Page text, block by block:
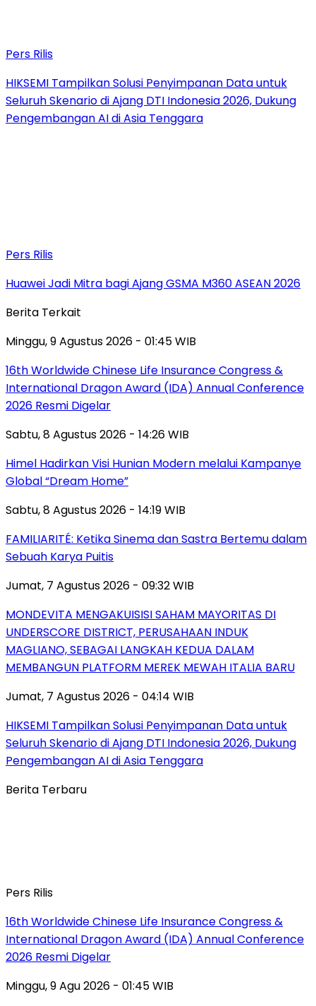
Pers Rilis
HIKSEMI Tampilkan Solusi Penyimpanan Data untuk
Seluruh Skenario di Ajang DTI Indonesia 2026, Dukung
Pengembangan AI di Asia Tenggara
Pers Rilis
Huawei Jadi Mitra bagi Ajang GSMA M360 ASEAN 2026
Berita Terkait
Minggu, 9 Agustus 2026 - 01:45 WIB
16th Worldwide Chinese Life Insurance Congress &
International Dragon Award (IDA) Annual Conference
2026 Resmi Digelar
Sabtu, 8 Agustus 2026 - 14:26 WIB
Himel Hadirkan Visi Hunian Modern melalui Kampanye
Global “Dream Home”
Sabtu, 8 Agustus 2026 - 14:19 WIB
FAMILIARITÉ: Ketika Sinema dan Sastra Bertemu dalam
Sebuah Karya Puitis
Jumat, 7 Agustus 2026 - 09:32 WIB
MONDEVITA MENGAKUISISI SAHAM MAYORITAS DI
UNDERSCORE DISTRICT, PERUSAHAAN INDUK
MAGLIANO, SEBAGAI LANGKAH KEDUA DALAM
MEMBANGUN PLATFORM MEREK MEWAH ITALIA BARU
Jumat, 7 Agustus 2026 - 04:14 WIB
HIKSEMI Tampilkan Solusi Penyimpanan Data untuk
Seluruh Skenario di Ajang DTI Indonesia 2026, Dukung
Pengembangan AI di Asia Tenggara
Berita Terbaru
Pers Rilis
16th Worldwide Chinese Life Insurance Congress &
International Dragon Award (IDA) Annual Conference
2026 Resmi Digelar
Minggu, 9 Agu 2026 - 01:45 WIB